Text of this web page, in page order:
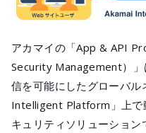
アカマイの「App & API
Security Management）
信を可能にしたグローバル
Intelligent Platform」上で
キュリティソリューション